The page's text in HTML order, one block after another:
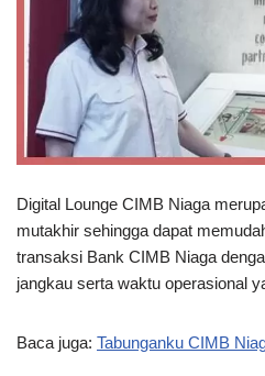
Digital Lounge CIMB Niaga
mutakhir sehingga dapat
transaksi Bank CIMB Niaga
jangkau serta waktu operasional
Baca juga: Tabunganku CIMB